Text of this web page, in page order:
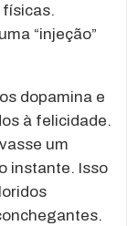
físicas.
“injeção”
dopamina e
à felicidade.
um
instante. Isso